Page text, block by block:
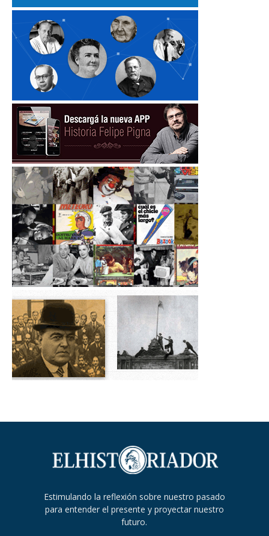
Estimulando la reflexión sobre nuestro pasado
para entender el presente y proyectar nuestro
futuro.